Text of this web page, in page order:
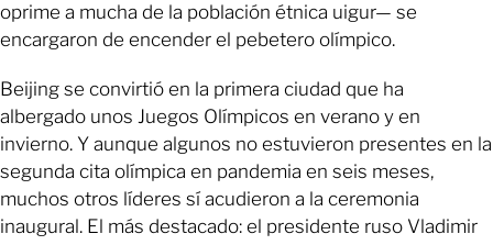
oprime a mucha de la población étnica uigur— se
encargaron de encender el pebetero olímpico.
Beijing se convirtió en la primera ciudad que ha
albergado unos Juegos Olímpicos en verano y en
invierno. Y aunque algunos no estuvieron presentes en la
segunda cita olímpica en pandemia en seis meses,
muchos otros líderes sí acudieron a la ceremonia
inaugural. El más destacado: el presidente ruso Vladimir